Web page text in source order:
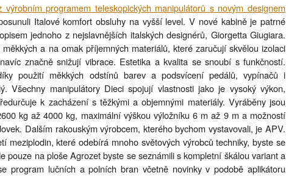
výrobním programem teleskopických manipulátorů s novým designem
Italové komfort obsluhy na vyšší level. V nové kabině je patrné
jednoho z nejslavnějších italských designérů, Giorgetta Giugiara.
a na omak příjemných materiálů, které zaručují skvělou izolaci
značně snižují vibrace. Estetika a kvalita se snoubí s funkčností.
použití měkkých odstínů barev a podsvícení pedálů, vypínačů i
Všechny manipulátory Dieci spojují vlastnosti jako je vysoký výkon,
k zacházení s těžkými a objemnými materiály. Vyráběny jsou
kg až 4000 kg, maximální výškou výložníku 6 m až 9 m a možností
Dalším rakouským výrobcem, kterého bychom vystavovali, je APV.
meziplodin, které odebírá mnoho světových výrobců techniky, byste se
pouze na ploše Agrozet byste se seznámili s kompletní škálou variant a
program lučních a polních bran včetně novinky v podobě aplikátoru